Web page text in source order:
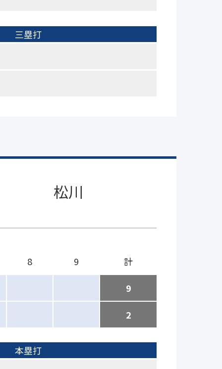
三塁打
松川
8 9 計
9
2
本塁打